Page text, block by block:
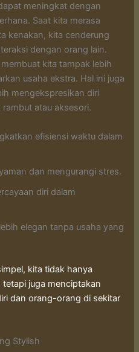
meningkat dengan
Saat kita merasa
kenakan, kita cenderung
dengan orang lain.
kita tampak lebih
usaha ekstra. Hal ini juga
mengekspresikan diri
rambut atau aksesori.
efisiensi waktu dalam
dan mengurangi stres.
diri dalam
elegan tanpa usaha yang
kita tidak hanya
juga menciptakan
dan orang-orang di sekitar
Stylish